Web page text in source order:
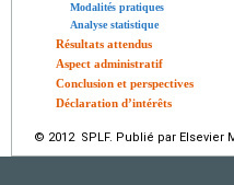
Modalités pratiques
Analyse statistique
Résultats attendus
Aspect administratif
Conclusion et perspectives
Déclaration d’intérêts
© 2012 SPLF. Publié par Elsevier